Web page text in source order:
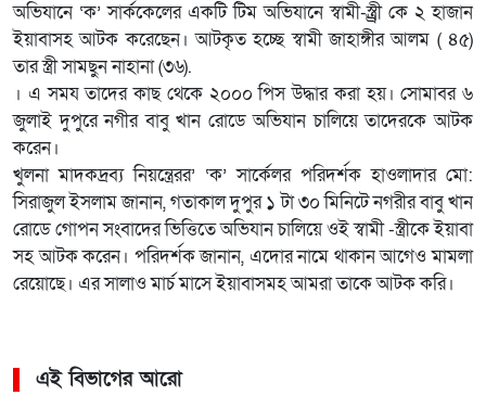
অভিযানে ‘ক’ সার্ককেলের একটি টিম অভিযানে স্বামী-স্ত্র্র্রী কে ২ হাজান
ইয়াবাসহ আটক করেছেন। আটকৃত হচ্ছে স্বামী জাহাঙ্গীর আলম ( ৪৫)
তার স্ত্রী সামছুন নাহানা (৩৬).
। এ সময তাদের কাছ থেকে ২০০০ পিস উদ্ধার করা হয়। সোমাবর ৬
জুলাই দুপুরে নগীর বাবু খান রোডে অভিযান চালিয়ে তাদেরকে আটক
করেন।
খুলনা মাদকদ্রব্য নিয়ন্ত্রেরর’ ‘ক’ সার্কেলর পরিদর্শক হাওলাদার মো:
সিরাজুল ইসলাম জানান, গতাকাল দুপুর ১ টা ৩০ মিনিটে নগরীর বাবু খান
রোডে গোপন সংবাদের ভিত্তিতে অভিযান চালিয়ে ওই স্বামী -স্ত্রীকে ইয়াবা
সহ আটক করেন। পরিদর্শক জানান, এদোর নামে থাকান আগেও মামলা
রেয়োছে। এর সালাও মার্চ মাসে ইয়াবাসমহ আমরা তাকে আটক করি।
এই বিভাগের আরো